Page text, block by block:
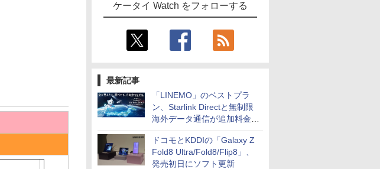
ケータイ Watch をフォローする
最新記事
「LINEMO」のベストプラ
ン、Starlink Directと無制限
海外データ通信が追加料金な
しに
ドコモとKDDIの「Galaxy Z
Fold8 Ultra/Fold8/Flip8」、
発売初日にソフト更新